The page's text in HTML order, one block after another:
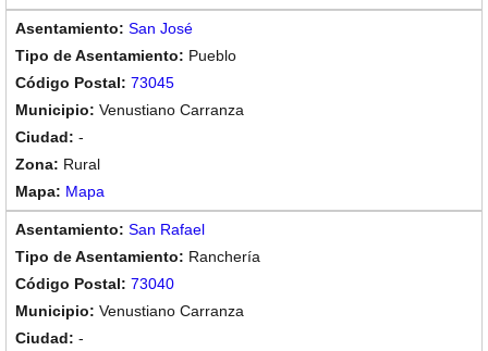
San José
Pueblo
73045
Venustiano Carranza
-
Rural
Mapa
San Rafael
Ranchería
73040
Venustiano Carranza
-